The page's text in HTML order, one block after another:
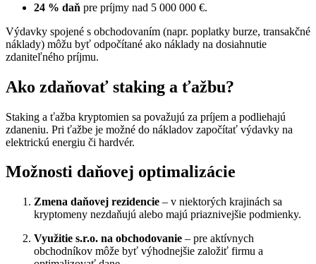
24 % daň pre príjmy nad 5 000 000 €.
Výdavky spojené s obchodovaním (napr. poplatky burze, transakčné
náklady) môžu byť odpočítané ako náklady na dosiahnutie
zdaniteľného príjmu.
Ako zdaňovať staking a ťažbu?
Staking a ťažba kryptomien sa považujú za príjem a podliehajú
zdaneniu. Pri ťažbe je možné do nákladov započítať výdavky na
elektrickú energiu či hardvér.
Možnosti daňovej optimalizácie
Zmena daňovej rezidencie – v niektorých krajinách sa
kryptomeny nezdaňujú alebo majú priaznivejšie podmienky.
Využitie s.r.o. na obchodovanie – pre aktívnych
obchodníkov môže byť výhodnejšie založiť firmu a